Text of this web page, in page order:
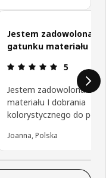
Jestem zadowolona z
gatunku materiału
Opinia: 5
5
Jestem zadowolona z
materiału I dobrania
kolorystycznego do
Joanna, Polska